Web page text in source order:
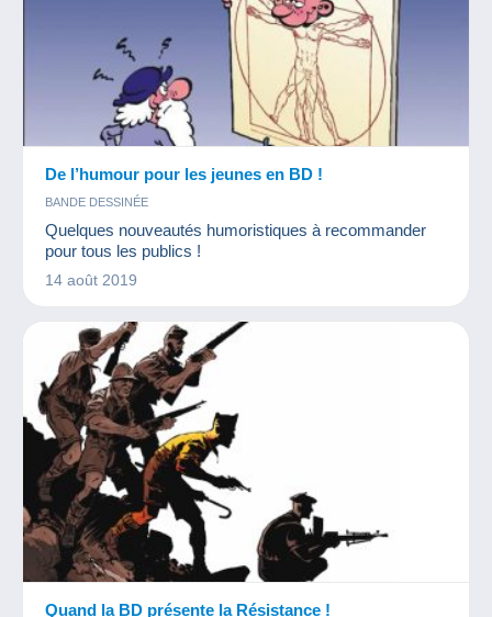
De l’humour pour les jeunes en BD !
BANDE DESSINÉE
Quelques nouveautés humoristiques à recommander
pour tous les publics !
14 août 2019
Quand la BD présente la Résistance !